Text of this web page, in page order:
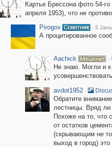
Картье Брессона фото 54-
апреля 1953), что не
Pirogov
· 5
А процитированное
Aachick ·
Не знаю. Могли и к
avdot1952 ·
Обратите
лестницы. Вряд
Похоже на то, что
от остатков
(скрывающим не
выход в город)